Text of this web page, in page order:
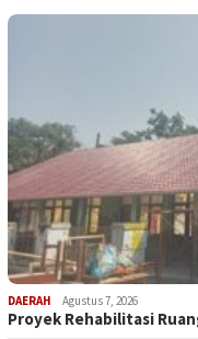
DAERAH Agustus 7, 2026
Proyek Rehabilitasi